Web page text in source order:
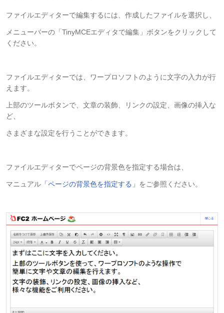
ファイルエディターで編集するには、作成したファイルを選択し、
メニューバーの「TinyMCEエディタで編集」ボタンをクリックして
ください。
ファイルエディターでは、ワープロソフトのように文字の入力が行
えます。
上部のツールボタンで、文章の装飾、リンクの設定、画像の挿入な
ど、
さまざまな設定を行うことができます。
ファイルエディターでページの背景色を指定する場合は、
マニュアル 「ページの背景色を指定する」 をご参照ください。